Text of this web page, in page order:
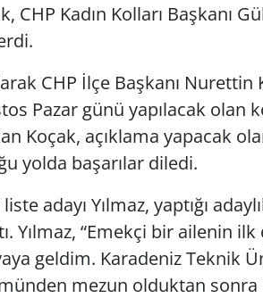
CHP Kadın Kolları Başkanı
CHP İlçe Başkanı Nurettin
Pazar günü yapılacak olan
Koçak, açıklama yapacak
yolda başarılar diledi.
adayı Yılmaz, yaptığı
Yılmaz, “Emekçi bir ailenin
geldim. Karadeniz Teknik
mezun olduktan sonra